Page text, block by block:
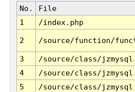
No. File
1
/index.php
2 /source/function/
3 /source/class/
4
/source/class/
5
/source/class/